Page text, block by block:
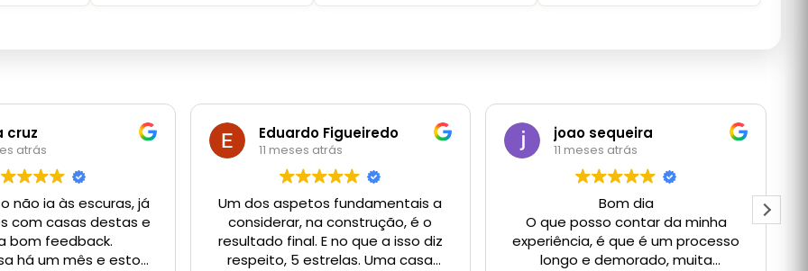
cruz
atrás
não ia às escuras, já
com casas destas e
bom feedback.
há um mês e estou
Eduardo Figueiredo
11 meses atrás
Um dos aspetos fundamentais a
considerar, na construção, é o
resultado final. E no que a isso diz
respeito, 5 estrelas. Uma casa
joao sequeira
11 meses atrás
Bom dia
O que posso contar da minha
experiência, é que é um processo
longo e demorado, muita